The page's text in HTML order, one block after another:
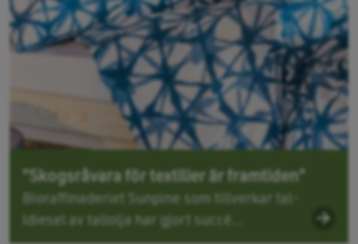
”Skogsråvara för textilier är framtiden”
Bioraffinaderiet Sunpine som tillverkar tal­
ldiesel av tallolja har gjort succé...